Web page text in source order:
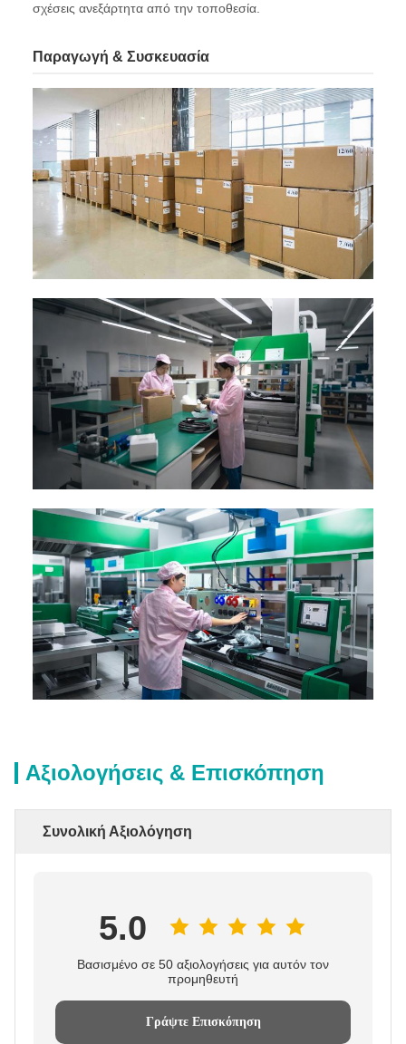
σχέσεις ανεξάρτητα από την τοποθεσία.
Παραγωγή & Συσκευασία
Αξιολογήσεις & Επισκόπηση
Συνολική Αξιολόγηση
5.0
Βασισμένο σε 50 αξιολογήσεις για αυτόν τον
προμηθευτή
Γράψτε Επισκόπηση